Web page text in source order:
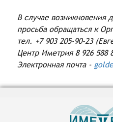
В случае возникновения
просьба обращаться к
тел. +7 903 205-90-23
Центр Иметрия 8 926 588
Электронная почта -